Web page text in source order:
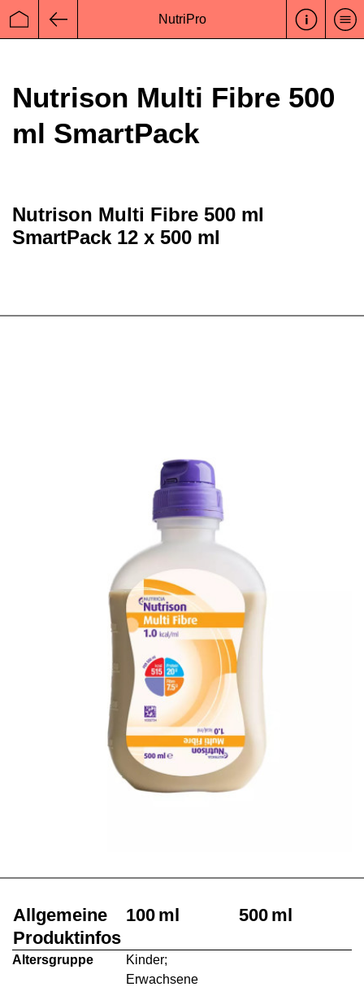
Startseite
NutriPro
Nutrison Multi Fibre 500
ml SmartPack
Nutrison Multi Fibre 500 ml
SmartPack 12 x 500 ml
Allgemeine
Produktinfos
100 ml 500 ml
Altersgruppe
Kinder;
Erwachsene